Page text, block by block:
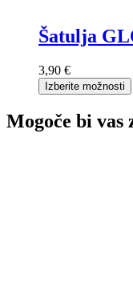
Šatulja
3,90 €
Izberite možnosti
Mogoče bi vas